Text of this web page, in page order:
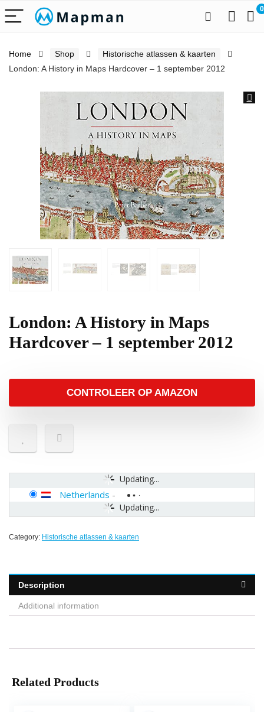
0
Home Shop
Historische atlassen & kaarten
London: A History in Maps Hardcover – 1 september 2012
London: A History in Maps
Hardcover – 1 september 2012
CONTROLEER OP AMAZON
Updating...
Updating...
Netherlands -
Category: Historische atlassen & kaarten
Description
Additional information
Related Products